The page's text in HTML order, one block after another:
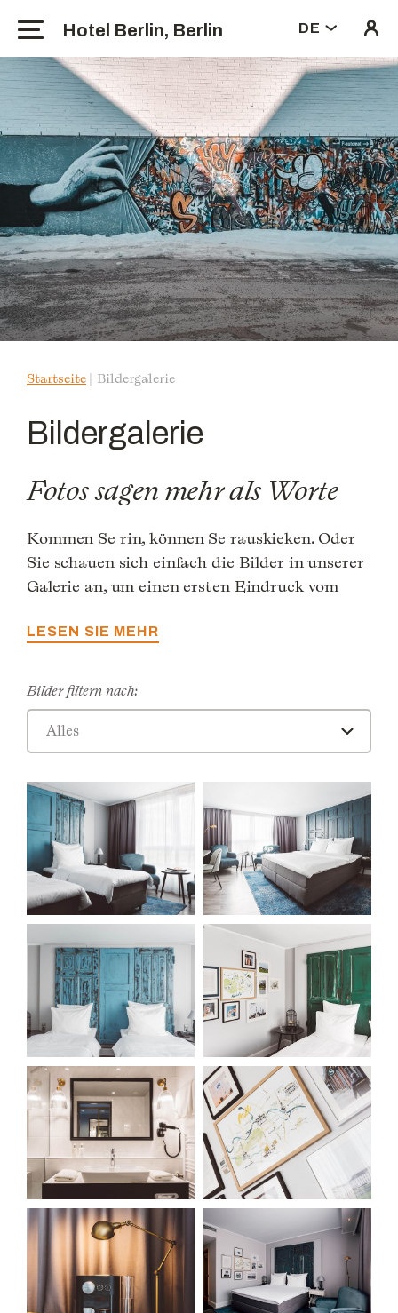
Hotel Berlin, Berlin DE
Startseite Bildergalerie
Bildergalerie
Fotos sagen mehr als Worte
Kommen Se rin, können Se rauskieken. Oder
Sie schauen sich einfach die Bilder in unserer
Galerie an, um einen ersten Eindruck vom
LESEN SIE MEHR
Bilder filtern nach:
Alles
Veranstaltungen
Essen & Drinks
Hotel